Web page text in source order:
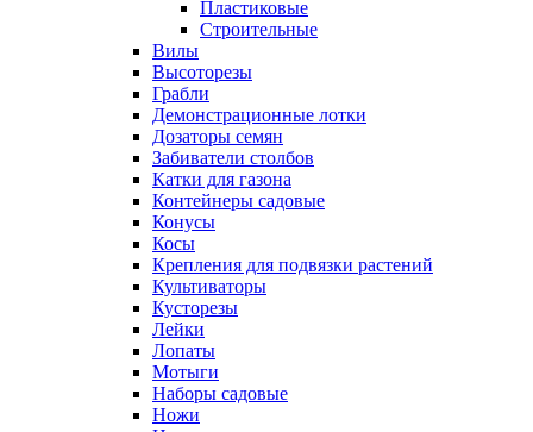
Пластиковые
Строительные
Вилы
Высоторезы
Грабли
Демонстрационные лотки
Дозаторы семян
Забиватели столбов
Катки для газона
Контейнеры садовые
Конусы
Косы
Крепления для подвязки растений
Культиваторы
Кусторезы
Лейки
Лопаты
Мотыги
Наборы садовые
Ножи